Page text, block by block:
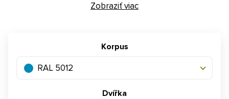
Zobraziť viac
Korpus
RAL 5012
Dvířka